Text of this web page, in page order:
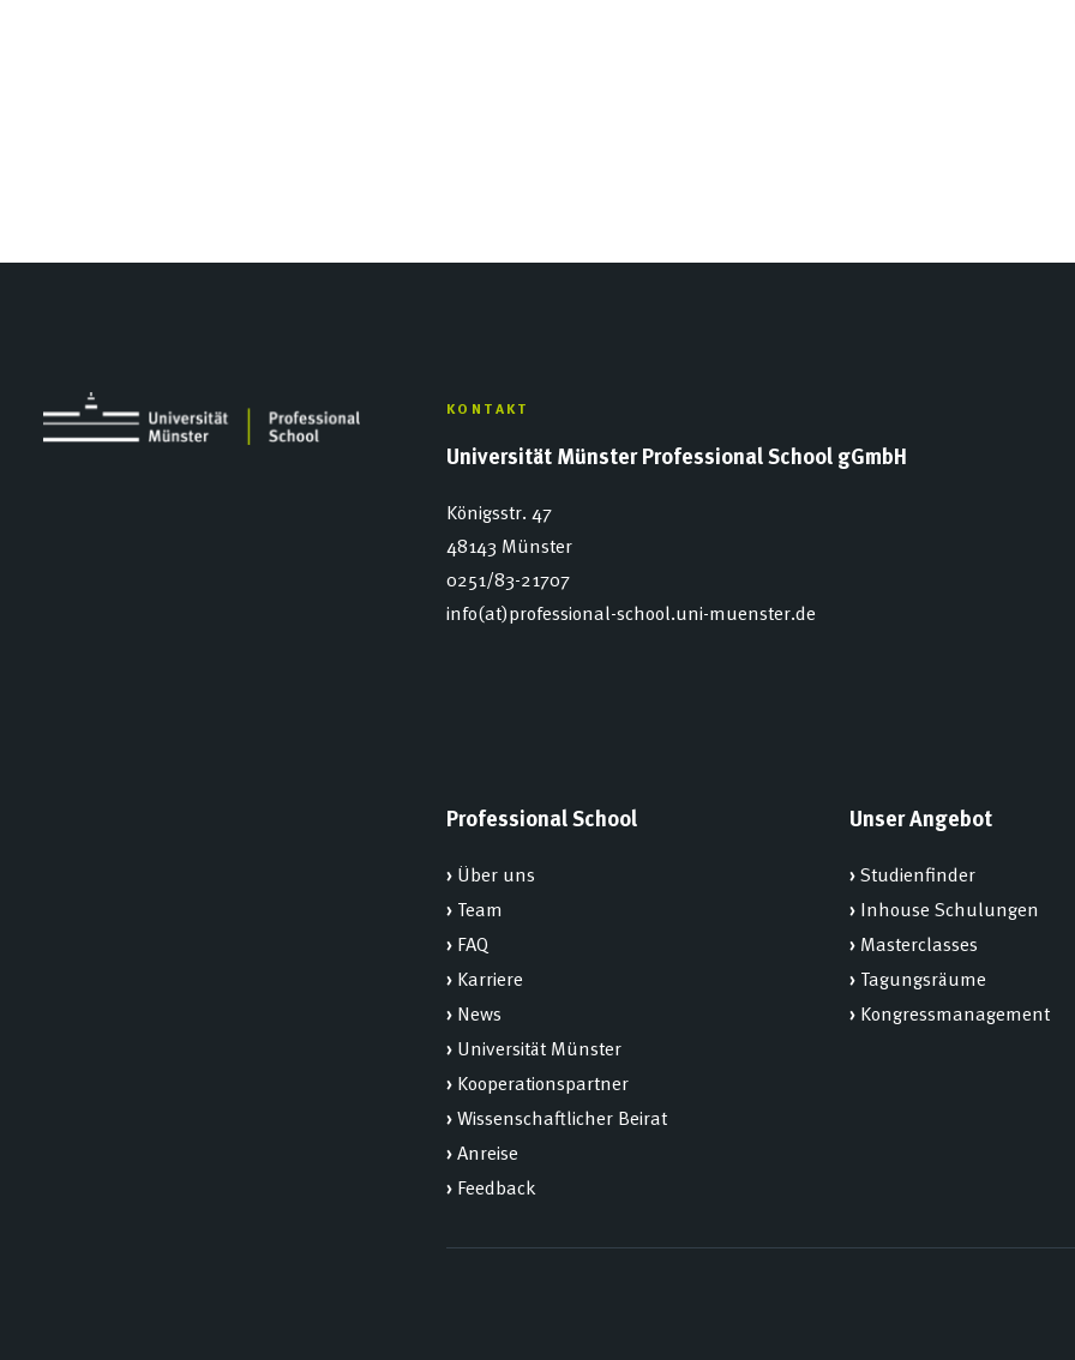
KONTAKT
Universität Münster Professional School gGmbH
Königsstr. 47
48143 Münster
0251/83-21707
info(at)professional-school.uni-muenster.de
Professional School
› Über uns
› Team
› FAQ
› Karriere
› News
› Universität Münster
› Kooperationspartner
›Wissenschaftlicher Beirat
›Anreise
› Feedback
Unser Angebot
›Studienfinder
› Inhouse Schulungen
› Masterclasses
› Tagungsräume
› Kongressmanagement